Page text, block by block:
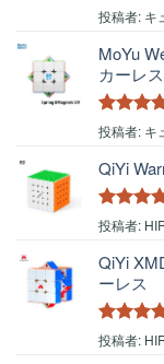
5段階中
投稿者: キ
MoYu
カーレス
5段階中
投稿者: キ
QiYi
5段階中
投稿者:
QiYi
ーレス
5段階中
投稿者: